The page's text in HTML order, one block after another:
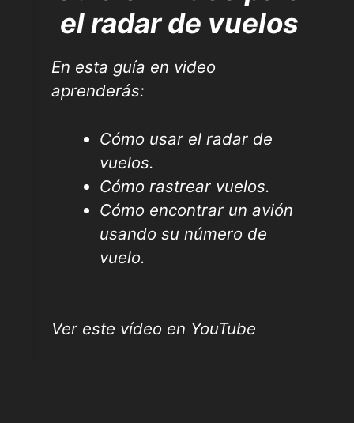
el radar de vuelos
En esta guía en video
aprenderás:
Cómo usar el radar de
vuelos.
Cómo rastrear vuelos.
Cómo encontrar un avión
usando su número de
vuelo.
Ver este vídeo en YouTube